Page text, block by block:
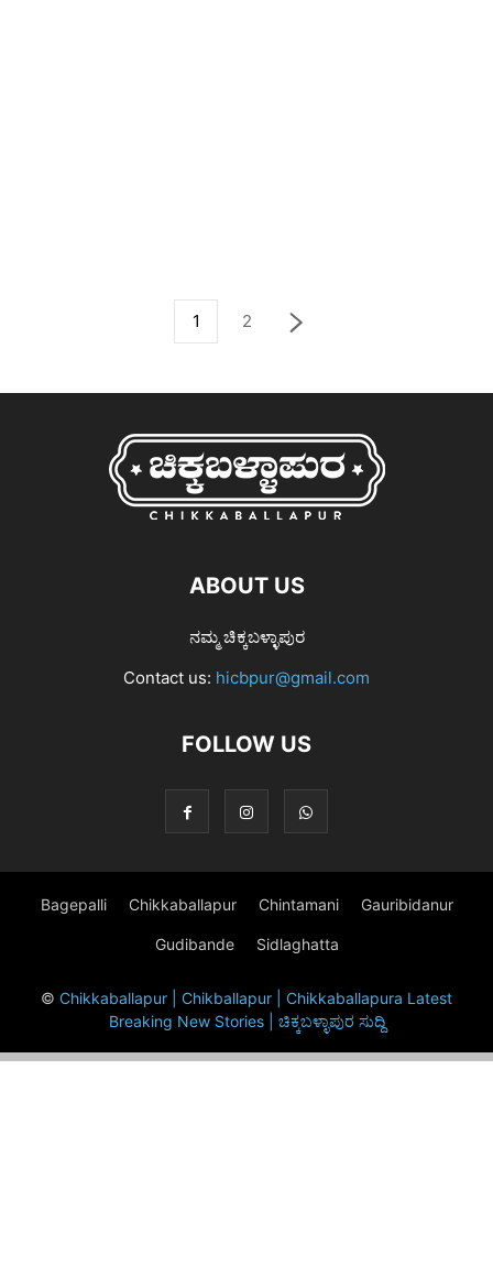
1 2
ABOUT US
ನಮ್ಮ ಚಿಕ್ಕಬಳ್ಳಾಪುರ
Contact us: hicbpur@gmail.com
FOLLOW US
Bagepalli Chikkaballapur Chintamani Gauribidanur
Gudibande Sidlaghatta
© Chikkaballapur | Chikballapur | Chikkaballapura Latest
Breaking New Stories | ಚಿಕ್ಕಬಳ್ಳಾಪುರ ಸುದ್ದಿ